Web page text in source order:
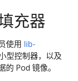
充器
使用 lib-
型控制器，以及
Pod 镜像。